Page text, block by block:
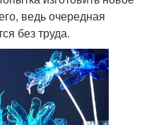
ведь очередная
без труда.